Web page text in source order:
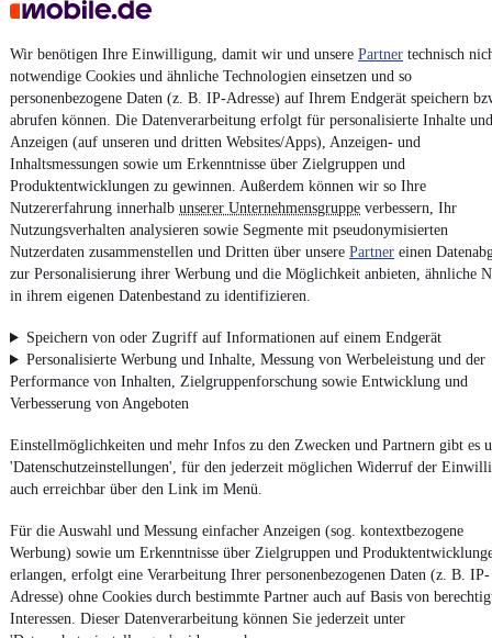
Wir benötigen Ihre Einwilligung, damit wir und unsere Partner technisch
notwendige Cookies und ähnliche Technologien einsetzen und so
personenbezogene Daten (z. B. IP-Adresse) auf Ihrem Endgerät speichern
abrufen können. Die Datenverarbeitung erfolgt für personalisierte Inhalte und
Anzeigen (auf unseren und dritten Websites/Apps), Anzeigen- und
Inhaltsmessungen sowie um Erkenntnisse über Zielgruppen und
Produktentwicklungen zu gewinnen. Außerdem können wir so Ihre
Nutzererfahrung innerhalb unserer Unternehmensgruppe verbessern, Ihr
Nutzungsverhalten analysieren sowie Segmente mit pseudonymisierten
Nutzerdaten zusammenstellen und Dritten über unsere Partner einen
zur Personalisierung ihrer Werbung und die Möglichkeit anbieten, ähnliche
in ihrem eigenen Datenbestand zu identifizieren.
Speichern von oder Zugriff auf Informationen auf einem Endgerät
Personalisierte Werbung und Inhalte, Messung von Werbeleistung und der
Performance von Inhalten, Zielgruppenforschung sowie Entwicklung und
Verbesserung von Angeboten
Einstellmöglichkeiten und mehr Infos zu den Zwecken und Partnern gibt es
'Datenschutzeinstellungen', für den jederzeit möglichen Widerruf der
auch erreichbar über den Link im Menü.
Für die Auswahl und Messung einfacher Anzeigen (sog. kontextbezogene
Werbung) sowie um Erkenntnisse über Zielgruppen und
erlangen, erfolgt eine Verarbeitung Ihrer personenbezogenen Daten (z. B. IP-
Adresse) ohne Cookies durch bestimmte Partner auch auf Basis von
Interessen. Dieser Datenverarbeitung können Sie jederzeit unter
¹MwSt. ausweisbar
4.6 Sterne
Nutze mobile.de schnell und einfach
App installieren
AGB
Vertrag widerrufen
Datenschutz
Datenschutzeinstellungen
Erklärung zur Barrierefreiheit
Powered by
Von Auto verkaufenüber E-Bikes und